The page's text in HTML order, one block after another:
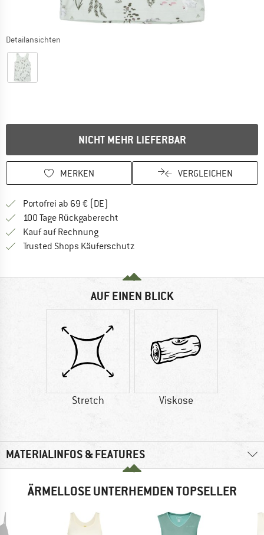
Detailansichten
NICHT MEHR LIEFERBAR
MERKEN VERGLEICHEN
Portofrei ab 69 € (DE)
100 Tage Rückgaberecht
Kauf auf RechnungFinde die Zahlungs-Infos hier! Öffnet
Trusted Shops Käuferschutz
AUF EINEN BLICK
Stretch Viskose
MATERIALINFOS & FEATURES
ÄRMELLOSE UNTERHEMDEN TOPSELLER